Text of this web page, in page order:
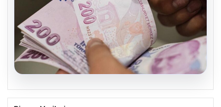
05.08.2026
2026 Kurban Bayramı Emekli